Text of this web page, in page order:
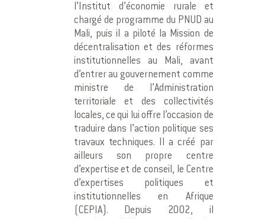
l’Institut d’économie rurale et
chargé de programme du PNUD au
Mali, puis il a piloté la Mission de
décentralisation et des réformes
institutionnelles au Mali, avant
d’entrer au gouvernement comme
ministre de l’Administration
territoriale et des collectivités
locales, ce qui lui offre l’occasion de
traduire dans l’action politique ses
travaux techniques. Il a créé par
ailleurs son propre centre
d’expertise et de conseil, le Centre
d’expertises politiques et
institutionnelles en Afrique
(CEPIA). Depuis 2002, il